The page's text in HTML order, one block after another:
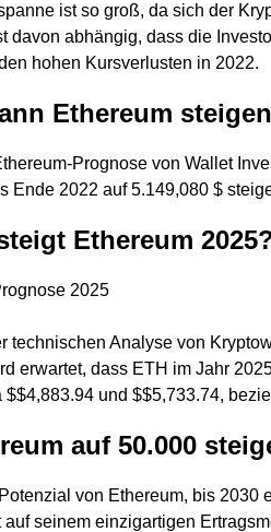
ist so groß, da sich der
davon abhängig, dass die
hohen Kursverlusten in 2022.
Ethereum
Prognose von Wallet
Ende 2022 auf 5.149,080 $
Ethereum
2025
technischen Analyse von
erwartet, dass ETH im Jahr
$$4,883.94 und $$5,733.74,
auf 50.000
von Ethereum, bis
seinem einzigartigen